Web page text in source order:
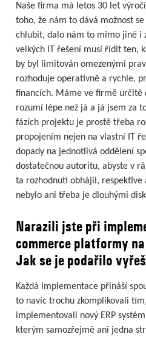
Naše firma má letos 30 let
toho, že nám to dává možnost
chlubit, dalo nám to mimo jiné i
velkých IT řešení musí řídit ten,
by byl limitován omezenými
rozhoduje operativně a rychle,
financích. Máme ve firmě určitě
rozumí lépe než já a já jsem za
fázích projektu je prostě třeba
propojením nejen na vlastní IT
dopady na jednotlivá oddělení
dostatečnou autoritu, abyste v
ta rozhodnutí obhájil, respektive
nebylo ani třeba je dlouhými
Narazili jste při
commerce platformy
Jak se je podařilo
Každá implementace přináší
to navíc trochu zkomplikovali
implementovali nový ERP
kterým samozřejmě ani jedna